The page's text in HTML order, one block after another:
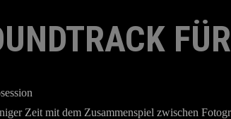
Zeit mit dem Zusammenspiel zwischen